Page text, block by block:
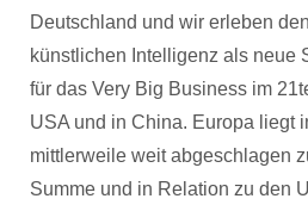
Deutschland und wir erleben
künstlichen Intelligenz als neue
für das Very Big Business im
USA und in China. Europa liegt
mittlerweile weit abgeschlagen
Summe und in Relation zu den